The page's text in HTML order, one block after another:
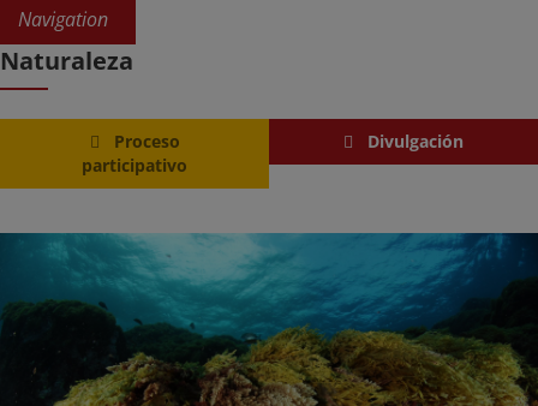
Navigation
Naturaleza
Proceso
participativo
Divulgación